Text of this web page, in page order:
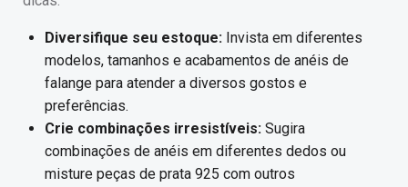
Diversifique seu estoque: Invista em diferentes
modelos, tamanhos e acabamentos de anéis de
falange para atender a diversos gostos e
preferências.
Crie combinações irresistíveis: Sugira
combinações de anéis em diferentes dedos ou
misture peças de prata 925 com outros